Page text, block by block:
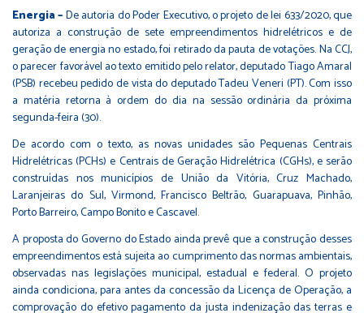
Energia –De autoria do Poder Executivo, o projeto de lei 633/2020, que
autoriza a construção de sete empreendimentos hidrelétricos e de
geração de energia no estado, foi retirado da pauta de votações. Na CCJ,
o parecer favorável ao texto emitido pelo relator, deputado Tiago Amaral
(PSB) recebeu pedido de vista do deputado Tadeu Veneri (PT). Com isso
a matéria retorna à ordem do dia na sessão ordinária da próxima
segunda-feira (30).
De acordo com o texto, as novas unidades são Pequenas Centrais
Hidrelétricas (PCHs) e Centrais de Geração Hidrelétrica (CGHs), e serão
construídas nos municípios de União da Vitória, Cruz Machado,
Laranjeiras do Sul, Virmond, Francisco Beltrão, Guarapuava, Pinhão,
Porto Barreiro, Campo Bonito e Cascavel.
A proposta do Governo do Estado ainda prevê que a construção desses
empreendimentos está sujeita ao cumprimento das normas ambientais,
observadas nas legislações municipal, estadual e federal. O projeto
ainda condiciona, para antes da concessão da Licença de Operação, a
comprovação do efetivo pagamento da justa indenização das terras e